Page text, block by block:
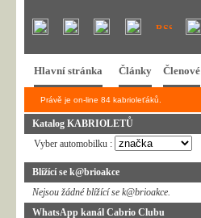
Hlavní stránka Články Členové
Právě je on-line 84 kabrioleťáků.
Katalog KABRIOLETŮ
Vyber automobilku :
Blížící se k@brioakce
Nejsou žádné blížící se k@brioakce.
WhatsApp kanál Cabrio Clubu